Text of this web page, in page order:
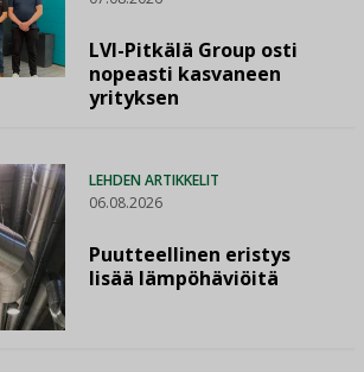
LVI-Pitkälä Group osti
nopeasti kasvaneen
yrityksen
LEHDEN ARTIKKELIT
06.08.2026
Puutteellinen eristys
lisää lämpöhäviöitä